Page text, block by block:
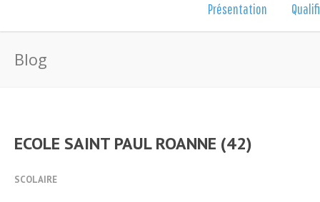
Présentation
Blog
ECOLE SAINT PAUL ROANNE (42)
SCOLAIRE